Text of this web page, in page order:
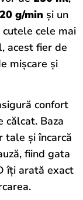
g/min și un
cele mai
acest fier de
mișcare și
confort
călcat. Baza
tale și încarcă
fiind gata
îți arată exact